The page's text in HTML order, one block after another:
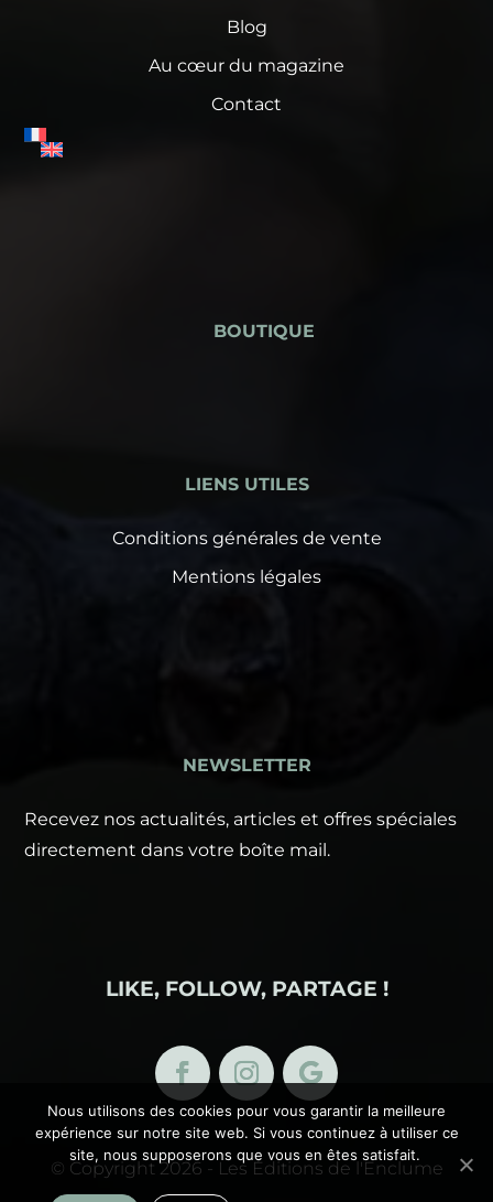
Blog
Au cœur du magazine
Contact
BOUTIQUE
LIENS UTILES
Conditions générales de vente
Mentions légales
NEWSLETTER
Recevez nos actualités, articles et offres spéciales
directement dans votre boîte mail.
LIKE, FOLLOW, PARTAGE !
© Copyright 2026 - Les Éditions de l'Enclume
Nous utilisons des cookies pour vous garantir la meilleure
expérience sur notre site web. Si vous continuez à utiliser ce
site, nous supposerons que vous en êtes satisfait.